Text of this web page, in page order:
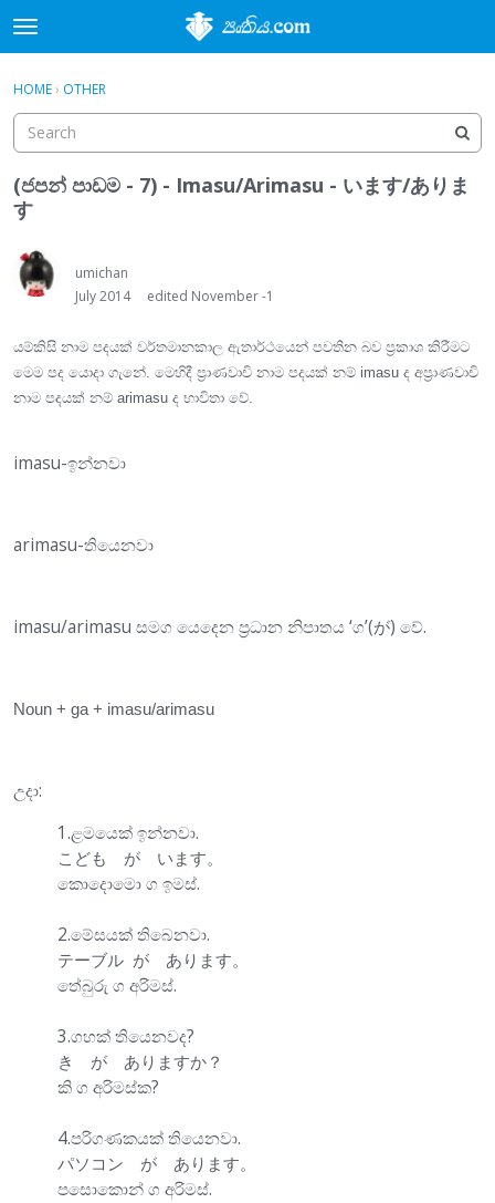
t
o
g
e
m
e
n
Discussions
Activity
Sign In ·
HOME› OTHER
(ජපන් පාඩම - 7) - Imasu/Arimasu - います/ありま
す
umichan
July 2014
edited November -1
යම්කිසි නාම පදයක් වර්තමානකාල ඇතාර්ථයෙන් පවතින බව ප්‍රකාශ කිරීමට
මෙම පද යොදා ගැනේ. මෙහිදී ප්‍රාණවාචි නාම පදයක් නම් imasu ද අප්‍රාණවාචි
නාම පදයක් නම් arimasu ද භාවිතා වේ.
imasu-ඉන්නවා
arimasu-තියෙනවා
imasu/arimasu සමග යෙදෙන ප්‍රධාන නිපාතය ‘ග’(が) වේ.
Noun + ga + imasu/arimasu
උදා:
1.ළමයෙක් ඉන්නවා.
こども が います。
කොදොමො ග ඉමස්.
2.මේසයක් තිබෙනවා.
テーブル が あります。
තේබුරු ග අරිමස්.
3.ගහක් තියෙනවද?
き が ありますか？
කි ග අරිමස්ක?
4.පරිගණකයක් තියෙනවා.
パソコン が あります。
පසොකොන් ග අරිමස්.